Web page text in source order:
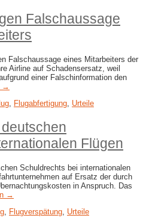
Falschaussage
Falschaussage eines Mitarbeiters der
Airline auf Schadensersatz, weil
einer Falschinformation den
→
Flugabfertigung Urteile
Flügen
Schuldrechts bei internationalen
auf Ersatz der durch
in Anspruch. Das
→
Flugverspätung Urteile